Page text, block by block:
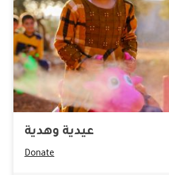
عيدية وهدية
Donate